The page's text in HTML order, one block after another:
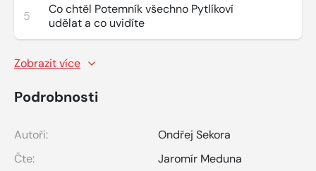
5
Co chtěl Potemník všechno Pytlíkoví
udělat a co uvidíte
Zobrazit více
Podrobnosti
Autoři:
Ondřej Sekora
Čte:
Jaromír Meduna